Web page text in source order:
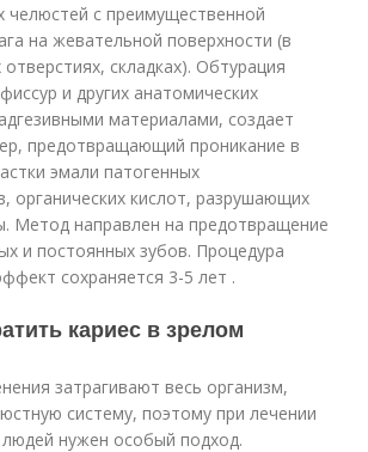
челюстей с преимущественной
на жевательной поверхности (в
складках). Обтурация
и других анатомических
материалами, создает
предотвращающий проникание в
эмали патогенных
органических кислот, разрушающих
Метод направлен на предотвращение
и постоянных зубов. Процедура
сохраняется 3-5 лет .
кариес в зрелом
затрагивают весь организм,
систему, поэтому при лечении
нужен особый подход.